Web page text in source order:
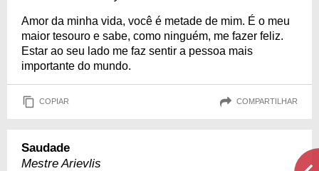
Amor da minha vida, você é metade de mim. É o meu
maior tesouro e sabe, como ninguém, me fazer feliz.
Estar ao seu lado me faz sentir a pessoa mais
importante do mundo.
COPIAR COMPARTILHAR
Saudade
Mestre Arievlis